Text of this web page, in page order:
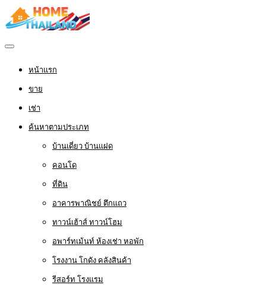
หน้าแรก
ขาย
เช่า
ค้นหาตามประเภท
บ้านเดี่ยว บ้านแฝด
คอนโด
ที่ดิน
อาคารพาณิชย์ ตึกแถว
ทาวน์เฮ้าส์ ทาวน์โฮม
อพาร์ทเม้นท์ ห้องเช่า หอพัก
โรงงาน โกดัง คลังสินค้า
รีสอร์ท โรงแรม